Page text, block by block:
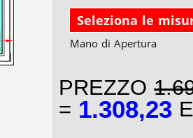
Seleziona le
Mano di Apertura
PREZZO
= 1.308,23